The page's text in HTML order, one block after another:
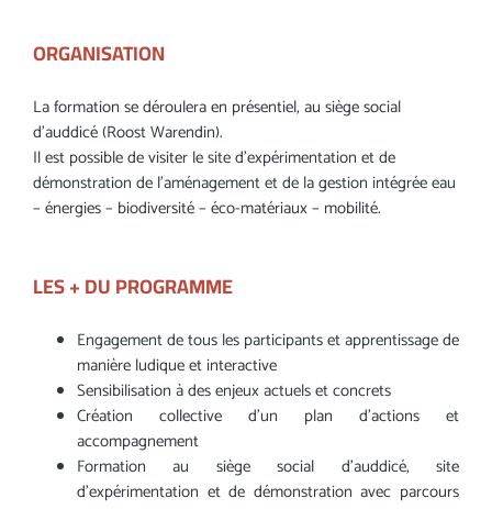
ORGANISATION
La formation se déroulera en présentiel, au siège social
d’auddicé (Roost Warendin).
Il est possible de visiter le site d’expérimentation et de
démonstration de l’aménagement et de la gestion intégrée eau
– énergies – biodiversité – éco-matériaux – mobilité.
LES + DU PROGRAMME
Engagement de tous les participants et apprentissage de
manière ludique et interactive
Sensibilisation à des enjeux actuels et concrets
Création collective d’un plan d’actions et
accompagnement
Formation au siège social d’auddicé, site
d’expérimentation et de démonstration avec parcours